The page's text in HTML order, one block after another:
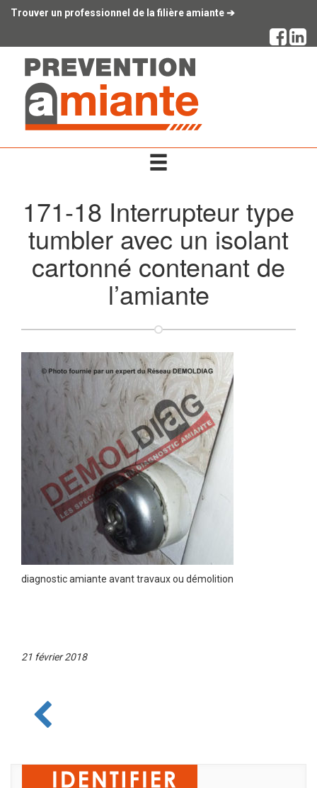
Trouver un professionnel de la filière amiante ➔
171-18 Interrupteur type
tumbler avec un isolant
cartonné contenant de
l’amiante
diagnostic amiante avant travaux ou démolition
21 février 2018
Panneau de gestion des cookies